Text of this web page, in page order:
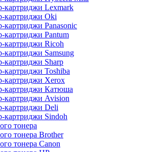
картриджи Lexmark
картриджи Oki
Panasonic
картриджи Pantum
картриджи Ricoh
картриджи Samsung
картриджи Sharp
картриджи Toshiba
картриджи Xerox
картриджи Катюша
картриджи Avision
картриджи Deli
картриджи Sindoh
тонера
тонера Brother
тонера Canon